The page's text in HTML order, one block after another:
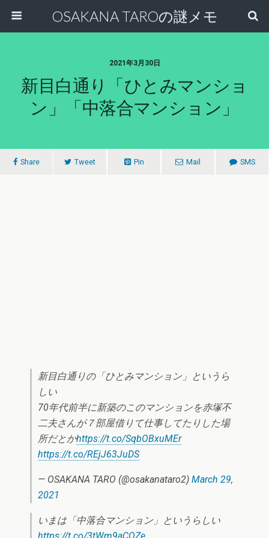
OSAKANA TAROの謎メモ
2021年3月30日
新目白通り「ひとみマンショ
ン」「中落合マンション」
Share Tweet Pin Mail SMS
新目白通りの「ひとみマンション」というら
しい
70年代前半に新築のこのマンションを赤塚不
二夫さんが７部屋借りて仕事してたりした場
所だとかhttps://t.co/SqbOBxuMEr
https://t.co/REjJ63JuDS
— OSAKANA TARO (@osakanataro2) March 29,
2021
いまは「中落合マンション」というらしい